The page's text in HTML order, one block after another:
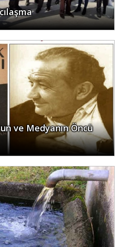
ve Medyanın Öncü